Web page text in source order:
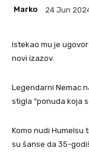
Marko 24 Jun
Istekao mu je
novi izazov.
Legendarni Nemac
stigla “ponuda koja
Komo nudi Humelsu
su šanse da 35-